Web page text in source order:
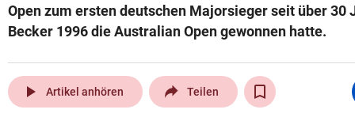
Open zum ersten deutschen Majorsieger seit über 30
Becker 1996 die Australian Open gewonnen hatte.
play_arrow Artikel anhören Teilen